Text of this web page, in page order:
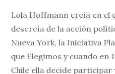
Lola Hoffmann creía en el
descreía de la acción
Nueva York, la Iniciativa
que Elegimos y cuando en
Chile ella decide